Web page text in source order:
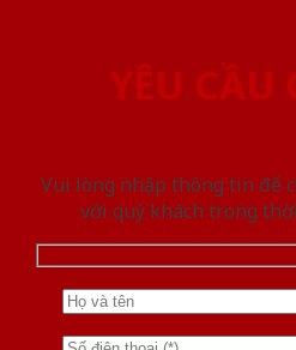
YÊU CẦU
Vui lòng nhập thông tin để
với quý khách trong